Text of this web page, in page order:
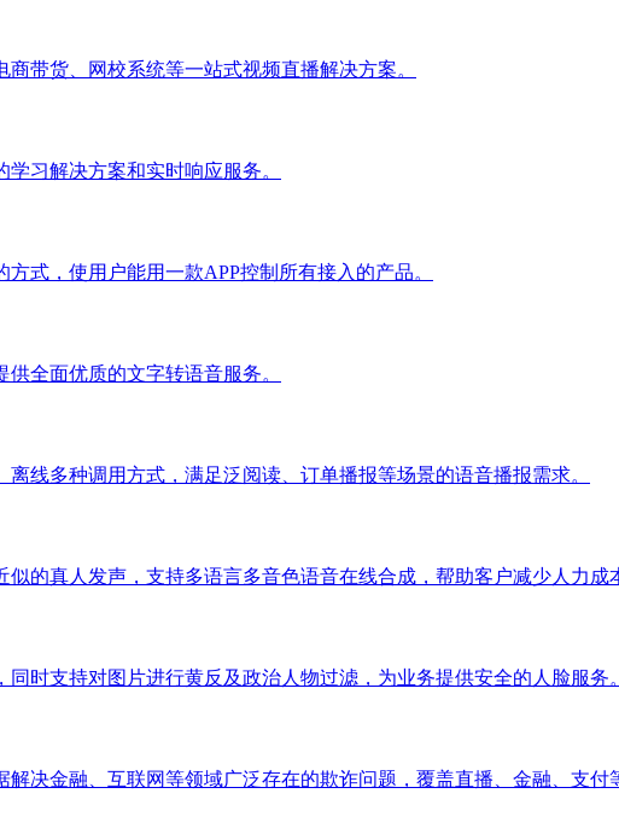
带货、网校系统等一站式视频直播解决方案。
习解决方案和实时响应服务。
式，使用户能用一款APP控制所有接入的产品。
全面优质的文字转语音服务。
线多种调用方式，满足泛阅读、订单播报等场景的语音播报需求。
的真人发声，支持多语言多音色语音在线合成，帮助客户减少人力成
时支持对图片进行黄反及政治人物过滤，为业务提供安全的人脸服务。
决金融、互联网等领域广泛存在的欺诈问题，覆盖直播、金融、支付